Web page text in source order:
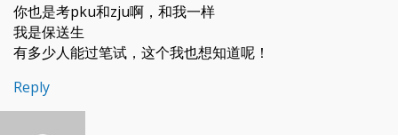
你也是考pku和zju啊，和我一样
我是保送生
有多少人能过笔试，这个我也想知道呢！
Reply